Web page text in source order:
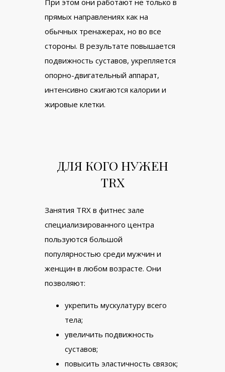
прямых направлениях как на
обычных тренажерах, но во все
стороны. В результате повышается
подвижность суставов, укрепляется
опорно-двигательный аппарат,
интенсивно сжигаются калории и
жировые клетки.
ДЛЯ КОГО НУЖЕН
TRX
Занятия TRX в фитнес зале
специализированного центра
пользуются большой
популярностью среди мужчин и
женщин в любом возрасте. Они
позволяют:
укрепить мускулатуру всего
тела;
увеличить подвижность
суставов;
повысить эластичность связок;